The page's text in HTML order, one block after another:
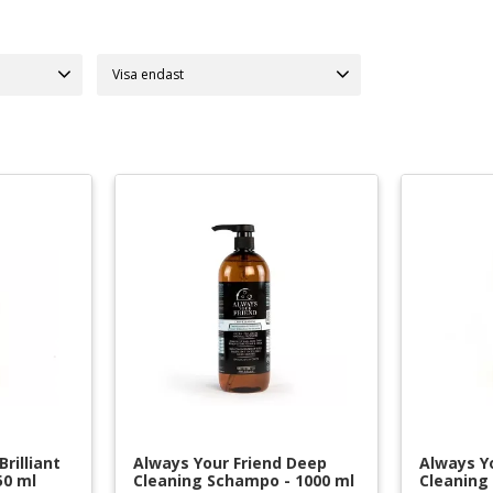
och miljön.
därför naturliga, ekologiska
klåda, de tillför näring och fukt, ger
Visa endast
ml
Always Your Friend Deep
Cleaning Schampo - 1000 ml
Always
Cleaning